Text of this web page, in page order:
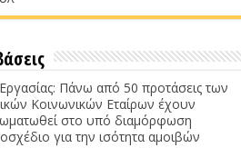
Πάνω από 50 προτάσεις των
Κοινωνικών Εταίρων έχουν
στο υπό διαμόρφωση
για την ισότητα αμοιβών